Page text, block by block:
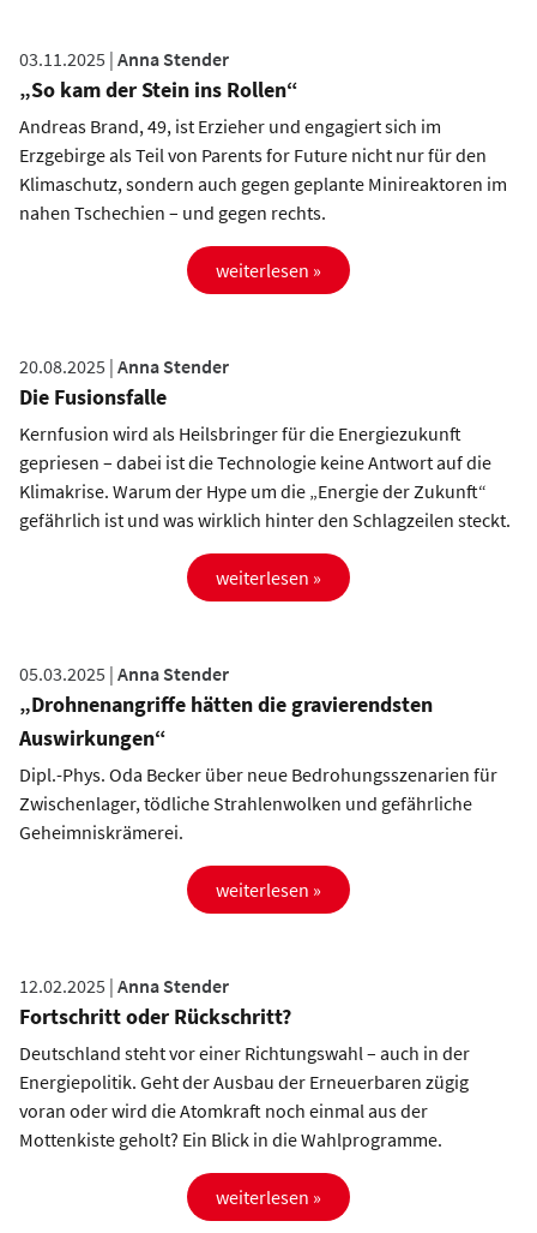
03.11.2025 | Anna Stender
„So kam der Stein ins Rollen“
Andreas Brand, 49, ist Erzieher und engagiert sich im
Erzgebirge als Teil von Parents for Future nicht nur für den
Klimaschutz, sondern auch gegen geplante Minireaktoren im
nahen Tschechien – und gegen rechts.
weiterlesen »
20.08.2025 | Anna Stender
Die Fusionsfalle
Kernfusion wird als Heilsbringer für die Energiezukunft
gepriesen – dabei ist die Technologie keine Antwort auf die
Klimakrise. Warum der Hype um die „Energie der Zukunft“
gefährlich ist und was wirklich hinter den Schlagzeilen steckt.
weiterlesen »
05.03.2025 | Anna Stender
„Drohnenangriffe hätten die gravierendsten
Auswirkungen“
Dipl.-Phys. Oda Becker über neue Bedrohungsszenarien für
Zwischenlager, tödliche Strahlenwolken und gefährliche
Geheimniskrämerei.
weiterlesen »
12.02.2025 | Anna Stender
Fortschritt oder Rückschritt?
Deutschland steht vor einer Richtungswahl – auch in der
Energiepolitik. Geht der Ausbau der Erneuerbaren zügig
voran oder wird die Atomkraft noch einmal aus der
Mottenkiste geholt? Ein Blick in die Wahlprogramme.
weiterlesen »